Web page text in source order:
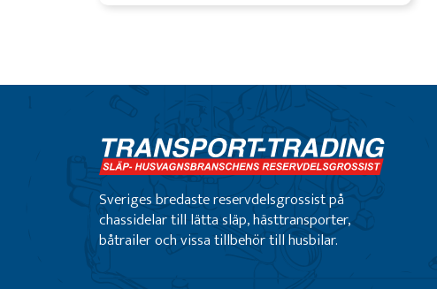
Sveriges bredaste reservdelsgrossist på
chassidelar till lätta släp, hästtransporter,
båtrailer och vissa tillbehör till husbilar.